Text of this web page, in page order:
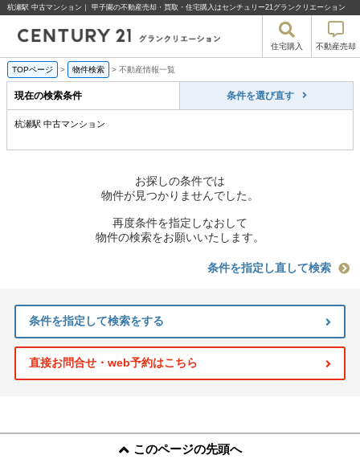
杭瀬駅 中古マンション｜ 甲子園の不動産売却・買取・住宅購入はセンチュリー21グランクリエーション
住宅購入 不動産売却
TOPページ > 物件検索 > 不動産情報一覧
現在の検索条件 条件を選び直す
杭瀬駅 中古マンション
お探しの条件では
物件が見つかりませんでした。
再度条件を指定しなおして
物件の検索をお願いいたします。
条件を指定し直して検索
条件を指定して検索をする
直接お問合せ・web予約はこちら
このページの先頭へ